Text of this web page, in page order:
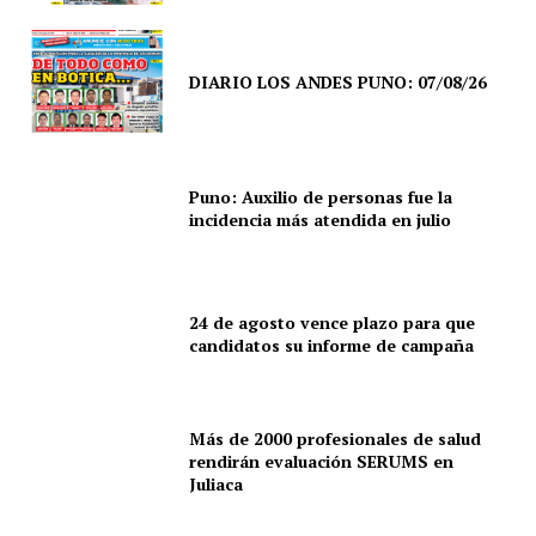
DIARIO LOS ANDES PUNO: 07/08/26
Puno: Auxilio de personas fue la
incidencia más atendida en julio
24 de agosto vence plazo para que
candidatos su informe de campaña
Más de 2000 profesionales de salud
rendirán evaluación SERUMS en
Juliaca